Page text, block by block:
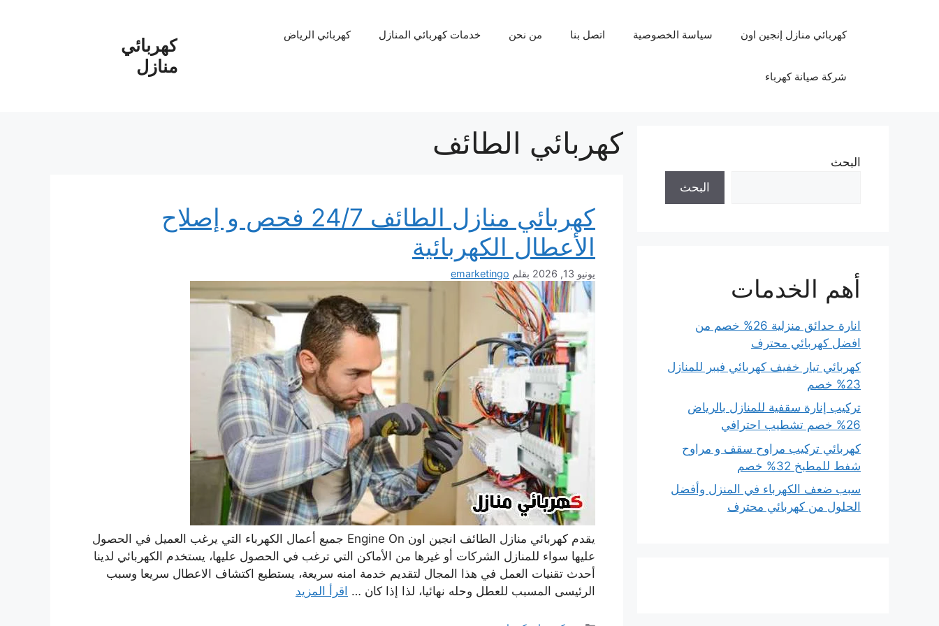
كهربائي
منازل
كهربائي منازل إنجين اون سياسة الخصوصية اتصل بنا من نحن خدمات كهربائي المنازل كهربائي الرياض
شركة صيانة كهرباء
كهربائي الطائف
كهربائي منازل الطائف 24/7 فحص و إصلاح
الأعطال الكهربائية
يونيو 13, 2026 بقلم emarketingo
يقدم كهربائي منازل الطائف انجين اون Engine On جميع أعمال الكهرباء التي يرغب العميل في الحصول
عليها سواء للمنازل الشركات أو غيرها من الأماكن التي ترغب في الحصول عليها، يستخدم الكهربائي لدينا
أحدث تقنيات العمل في هذا المجال لتقديم خدمة امنه سريعة، يستطيع اكتشاف الاعطال سريعا وسبب
الرئيسى المسبب للعطل وحله نهائيا، لذا إذا كان … اقرأ المزيد
البحث
البحث
أهم الخدمات
انارة حدائق منزلية 26% خصم من
افضل كهربائي محترف
كهربائي تيار خفيف كهربائي فيبر للمنازل
23% خصم
تركيب إنارة سقفية للمنازل بالرياض
26% خصم تشطيب احترافي
كهربائي تركيب مراوح سقف و مراوح
شفط للمطبخ 32% خصم
سبب ضعف الكهرباء في المنزل وأفضل
الحلول من كهربائي محترف